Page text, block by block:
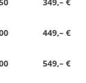
449,– €
549,– €